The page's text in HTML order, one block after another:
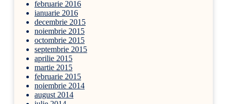
februarie 2016
ianuarie 2016
decembrie 2015
noiembrie 2015
octombrie 2015
septembrie 2015
aprilie 2015
martie 2015
februarie 2015
noiembrie 2014
august 2014